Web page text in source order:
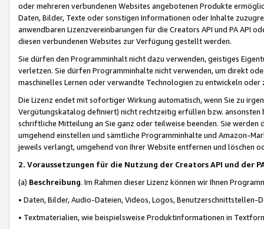
oder mehreren verbundenen Websites angebotenen Produkte
Daten, Bilder, Texte oder sonstigen Informationen oder Inhalte
anwendbaren Lizenzvereinbarungen für die Creators API und PA API
diesen verbundenen Websites zur Verfügung gestellt werden.
Sie dürfen den Programminhalt nicht dazu verwenden, geistiges
verletzen. Sie dürfen Programminhalte nicht verwenden, um direkt
maschinelles Lernen oder verwandte Technologien zu entwickeln
Die Lizenz endet mit sofortiger Wirkung automatisch, wenn Sie zu
Vergütungskatalog definiert) nicht rechtzeitig erfüllen bzw. ansonsten
schriftliche Mitteilung an Sie ganz oder teilweise beenden. Sie werden
umgehend einstellen und sämtliche Programminhalte und Amazon-
jeweils verlangt, umgehend von Ihrer Website entfernen und löschen
2. Voraussetzungen für die Nutzung der Creators API und der
(a) Beschreibung. Im Rahmen dieser Lizenz können wir Ihnen
• Daten, Bilder, Audio-Dateien, Videos, Logos, Benutzerschnittstellen-
• Textmaterialien, wie beispielsweise Produktinformationen in